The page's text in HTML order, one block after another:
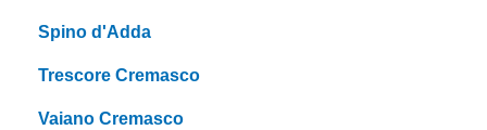
Spino d'Adda
Trescore Cremasco
Vaiano Cremasco